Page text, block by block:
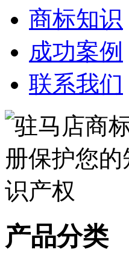
商标知识
成功案例
联系我们
产品分类